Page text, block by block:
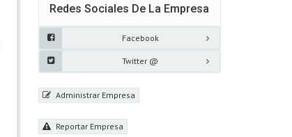
Redes Sociales De La Empresa
Facebook
Twitter @
Administrar Empresa
Reportar Empresa